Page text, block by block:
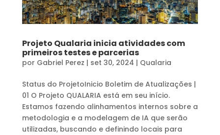
Projeto Qualaria inicia atividades com
primeiros testes e parcerias
por Gabriel Perez | set 30, 2024 | Qualaria
Status do ProjetoInicio Boletim de Atualizações |
01 O Projeto QUALARIA está em seu início.
Estamos fazendo alinhamentos internos sobre a
metodologia e a modelagem de IA que serão
utilizadas, buscando e definindo locais para